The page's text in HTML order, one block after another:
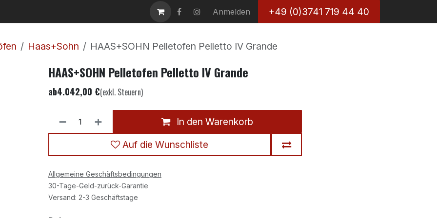
Anmelden +49 (0)3741 719 44 40
Haas+Sohn HAAS+SOHN Pelletofen Pelletto IV Grande
HAAS+SOHN Pelletofen Pelletto IV Grande
ab4.042,00 €(exkl. Steuern)
In den Warenkorb
Auf die Wunschliste
Allgemeine Geschäftsbedingungen
30-Tage-Geld-zurück-Garantie
Versand: 2-3 Geschäftstage